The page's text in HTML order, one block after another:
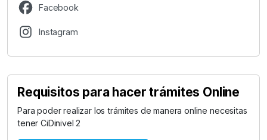
Facebook
Instagram
Requisitos para hacer trámites Online
Para poder realizar los trámites de manera online necesitas
tener CiDinivel 2